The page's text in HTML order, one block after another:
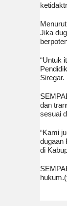
Jika
“Untuk
Siregar.
dan
sesuai
“Kami
dugaan
di